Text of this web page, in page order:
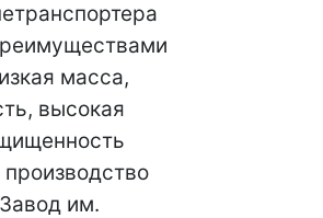
масса,
высокая
им.